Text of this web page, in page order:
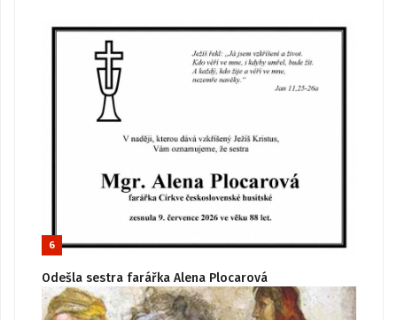
6
Odešla sestra farářka Alena Plocarová